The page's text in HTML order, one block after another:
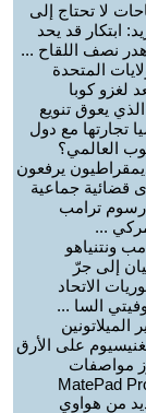
لا تحتاج إلى
ابتكار قد يحد
نصف اللقاح ...
المتحدة
لغزو كوبا
يعوق تنويع
تجارتها مع دول
العالمي؟
يرفعون
قضائية جماعية
ترامب
...
ونتنياهو
إلى جرّ
الاتحاد
السا ...
الميلاتونين
على الأرق
مواصفات
MatePad
من هواوي